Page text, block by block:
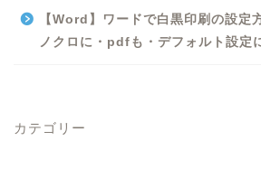
【Word】ワードで白黒印刷の設定
ノクロに・pdfも・デフォルト設定
カテゴリー